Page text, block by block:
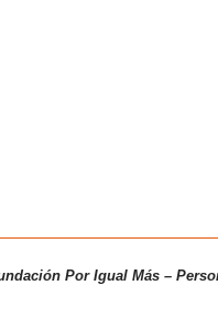
Por Igual Más –